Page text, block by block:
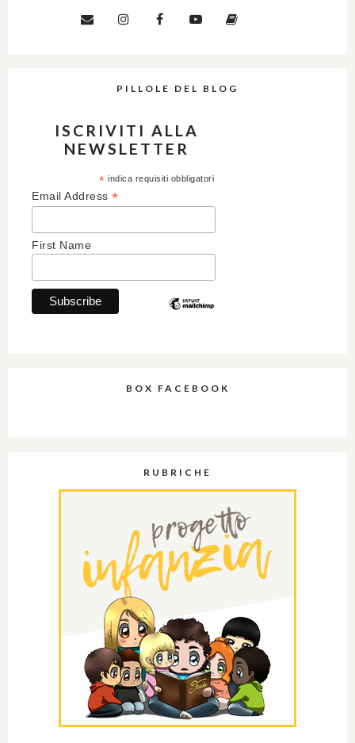
PILLOLE DEL BLOG
ISCRIVITI ALLA
NEWSLETTER
* indica requisiti obbligatori
Email Address *
First Name
BOX FACEBOOK
RUBRICHE